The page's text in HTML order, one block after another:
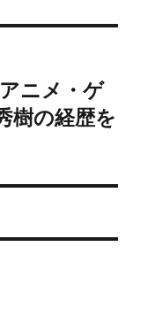
ニメ・ゲ
樹の経歴を